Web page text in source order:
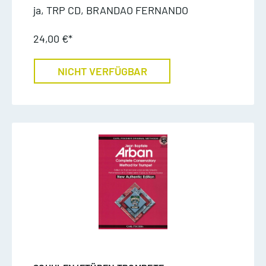
ja, TRP CD, BRANDAO FERNANDO
24,00 €*
NICHT VERFÜGBAR